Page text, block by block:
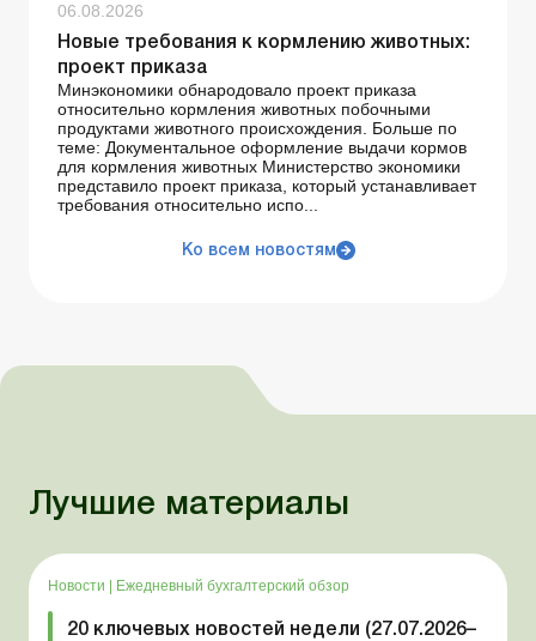
06.08.2026
Новые требования к кормлению животных:
проект приказа
Минэкономики обнародовало проект приказа
относительно кормления животных побочными
продуктами животного происхождения. Больше по
теме: Документальное оформление выдачи кормов
для кормления животных Министерство экономики
представило проект приказа, который устанавливает
требования относительно испо...
Ко всем новостям
Лучшие материалы
Новости Ежедневный бухгалтерский обзор
20 ключевых новостей недели (27.07.2026–